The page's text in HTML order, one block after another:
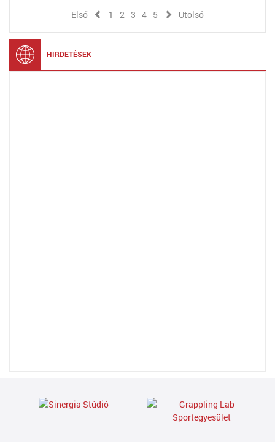
Első 1 2 3 4 5 Utolsó
HIRDETÉSEK